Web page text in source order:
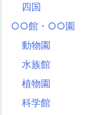
四国
○○館・○○園
動物園
水族館
植物園
科学館